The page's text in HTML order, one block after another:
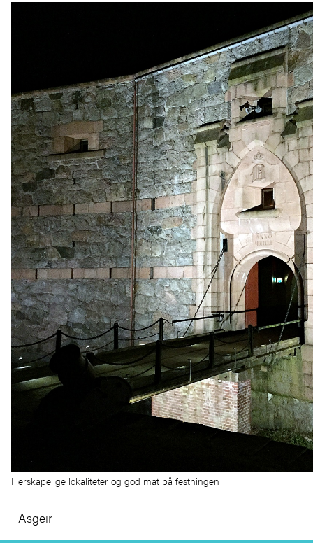
Herskapelige lokaliteter og god mat på festningen
Asgeir